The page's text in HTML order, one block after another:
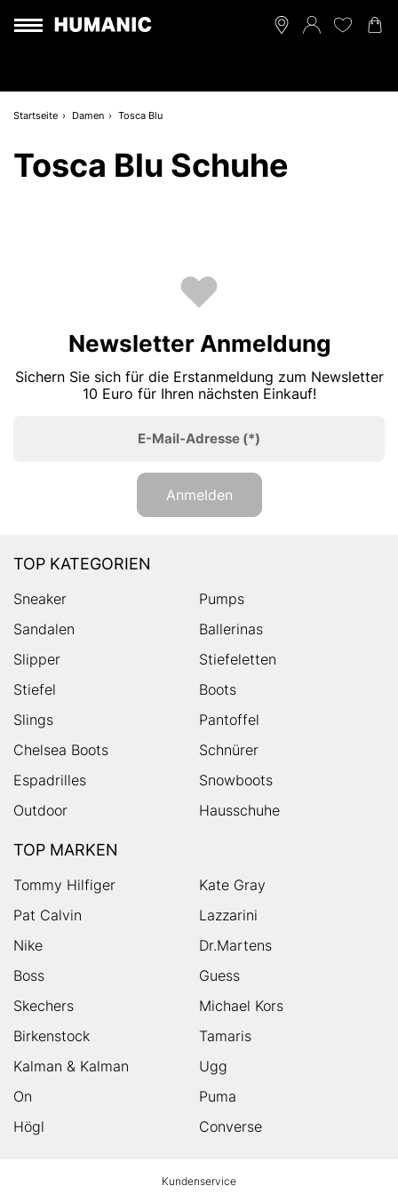
Startseite Damen Tosca Blu
Tosca Blu Schuhe
Newsletter Anmeldung
Sichern Sie sich für die Erstanmeldung zum Newsletter
10 Euro für Ihren nächsten Einkauf!
E-Mail-Adresse (*)
Anmelden
TOP KATEGORIEN
Sneaker
Pumps
Sandalen
Ballerinas
Slipper
Stiefeletten
Stiefel
Boots
Slings
Pantoffel
Chelsea Boots
Schnürer
Espadrilles
Snowboots
Outdoor
Hausschuhe
TOP MARKEN
Tommy Hilfiger
Kate Gray
Pat Calvin
Lazzarini
Nike
Dr.Martens
Boss
Guess
Skechers
Michael Kors
Birkenstock
Tamaris
Kalman & Kalman
Ugg
On
Puma
Högl
Converse
Kundenservice